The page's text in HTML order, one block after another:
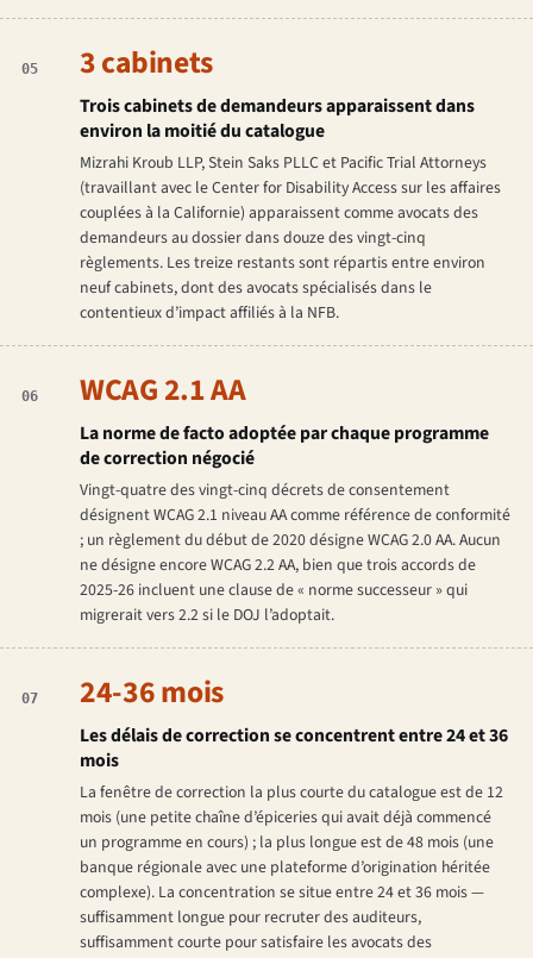
05 3 cabinets
Trois cabinets de demandeurs apparaissent dans
environ la moitié du catalogue
Mizrahi Kroub LLP, Stein Saks PLLC et Pacific Trial Attorneys
(travaillant avec le Center for Disability Access sur les affaires
couplées à la Californie) apparaissent comme avocats des
demandeurs au dossier dans douze des vingt-cinq
règlements. Les treize restants sont répartis entre environ
neuf cabinets, dont des avocats spécialisés dans le
contentieux d’impact affiliés à la NFB.
06 WCAG 2.1 AA
La norme de facto adoptée par chaque programme
de correction négocié
Vingt-quatre des vingt-cinq décrets de consentement
désignent WCAG 2.1 niveau AA comme référence de conformité
; un règlement du début de 2020 désigne WCAG 2.0 AA. Aucun
ne désigne encore WCAG 2.2 AA, bien que trois accords de
2025-26 incluent une clause de « norme successeur » qui
migrerait vers 2.2 si le DOJ l’adoptait.
07 24-36 mois
Les délais de correction se concentrent entre 24 et 36
mois
La fenêtre de correction la plus courte du catalogue est de 12
mois (une petite chaîne d’épiceries qui avait déjà commencé
un programme en cours) ; la plus longue est de 48 mois (une
banque régionale avec une plateforme d’origination héritée
complexe). La concentration se situe entre 24 et 36 mois —
suffisamment longue pour recruter des auditeurs,
suffisamment courte pour satisfaire les avocats des